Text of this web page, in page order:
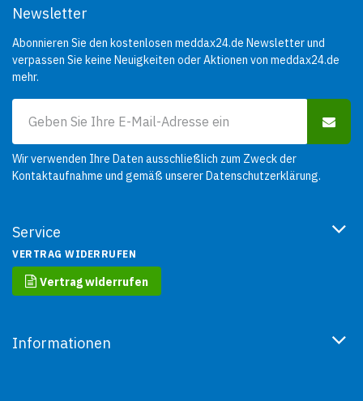
Service
VERTRAG WIDERRUFEN
Vertrag widerrufen
Informationen
Newsletter
Abonnieren Sie den kostenlosen meddax24.de Newsletter und
verpassen Sie keine Neuigkeiten oder Aktionen von meddax24.de
mehr.
Wir verwenden Ihre Daten ausschließlich zum Zweck der
Kontaktaufnahme und gemäß unsererDatenschutzerklärung.